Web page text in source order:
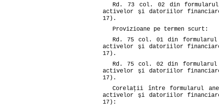
Rd. 73 col. 02 din
activelor şi datoriilor
17).
Provizioane pe termen scurt:
Rd. 75 col. 01 din
activelor şi datoriilor
17).
Rd. 75 col. 02 din
activelor şi datoriilor
17).
Corelaţii între formularul
activelor şi datoriilor
17):